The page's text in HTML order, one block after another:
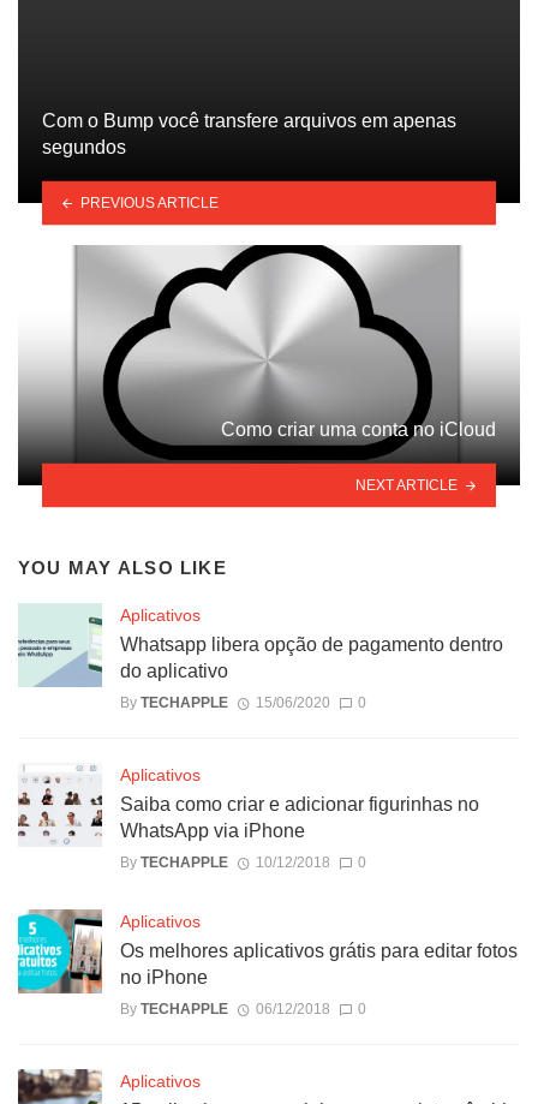
Com o Bump você transfere arquivos em apenas
segundos
PREVIOUS ARTICLE
Como criar uma conta no iCloud
NEXT ARTICLE
YOU MAY ALSO LIKE
Aplicativos
Whatsapp libera opção de pagamento dentro
do aplicativo
By TECHAPPLE 15/06/2020 0
Aplicativos
Saiba como criar e adicionar figurinhas no
WhatsApp via iPhone
By TECHAPPLE 10/12/2018 0
Aplicativos
Os melhores aplicativos grátis para editar fotos
no iPhone
By TECHAPPLE 06/12/2018 0
Aplicativos